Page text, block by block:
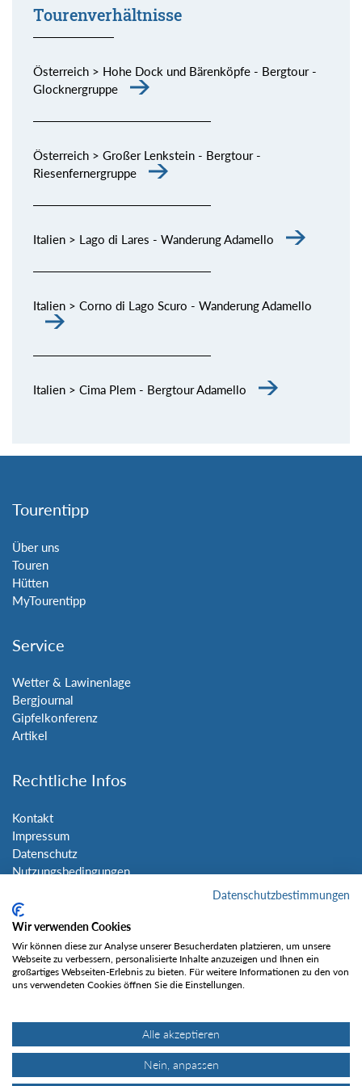
Tourenverhältnisse
Österreich > Hohe Dock und Bärenköpfe - Bergtour -
Glocknergruppe
Österreich > Großer Lenkstein - Bergtour -
Riesenfernergruppe
Italien > Lago di Lares - Wanderung Adamello
Italien > Corno di Lago Scuro - Wanderung Adamello
Italien > Cima Plem - Bergtour Adamello
Tourentipp
Über uns
Touren
Hütten
MyTourentipp
Service
Wetter & Lawinenlage
Bergjournal
Gipfelkonferenz
Artikel
Rechtliche Infos
Kontakt
Impressum
Datenschutz
Nutzungsbedingungen
Social Media
Gefällt mir
Datenschutzbestimmungen
Wir verwenden Cookies
Wir können diese zur Analyse unserer Besucherdaten platzieren, um unsere
Webseite zu verbessern, personalisierte Inhalte anzuzeigen und Ihnen ein
großartiges Webseiten-Erlebnis zu bieten. Für weitere Informationen zu den von
uns verwendeten Cookies öffnen Sie die Einstellungen.
Alle akzeptieren
Nein, anpassen